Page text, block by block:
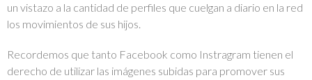
un vistazo a la cantidad de perfiles que cuelgan a diario en la red
los movimientos de sus hijos.
Recordemos que tanto Facebook como Instragram tienen el
derecho de utilizar las imágenes subidas para promover sus